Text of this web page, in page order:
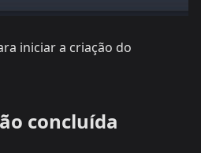
iniciar a criação do
concluída